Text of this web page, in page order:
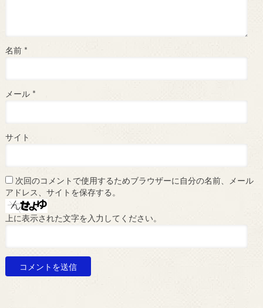
名前 *
メール *
サイト
次回のコメントで使用するためブラウザーに自分の名前、メール
アドレス、サイトを保存する。
上に表示された文字を入力してください。